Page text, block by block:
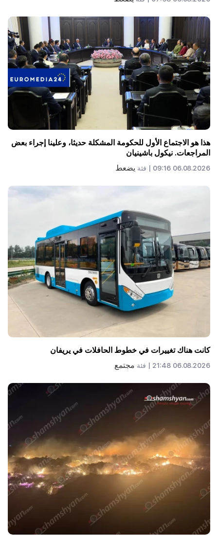
هذا هو الاجتماع الأول للحكومة المشكلة حديثا، وعلينا إجراء بعض
المراجعات. نيكول باشينيان
06.08.2026 09:16 | فئة يضعط
كانت هناك تغييرات في خطوط الحافلات في يريفان
06.08.2026 21:48 | فئة مجتمع